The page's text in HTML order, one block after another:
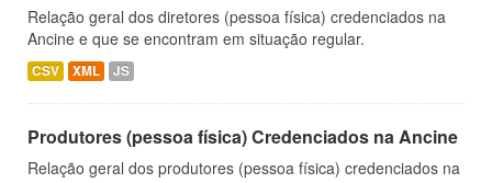
Relação geral dos diretores (pessoa física) credenciados na
Ancine e que se encontram em situação regular.
CSV XML JS
Produtores (pessoa física) Credenciados na Ancine
Relação geral dos produtores (pessoa física) credenciados na